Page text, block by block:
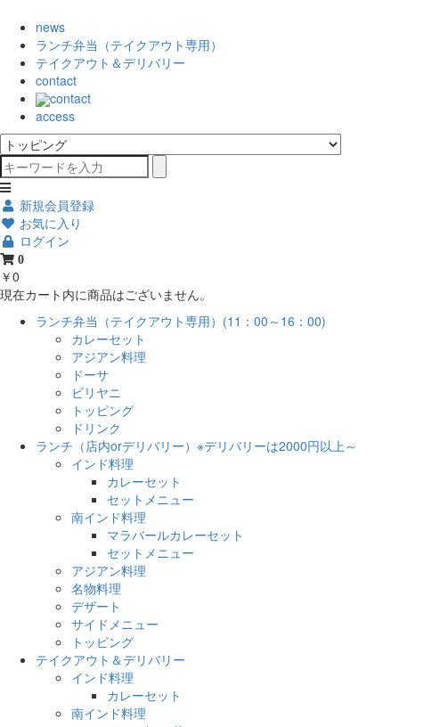
news
ランチ弁当（テイクアウト専用）
テイクアウト＆デリバリー
contact
contact
access
新規会員登録
お気に入り
ログイン
0
￥0
現在カート内に商品はございません。
ランチ弁当（テイクアウト専用）(11：00～16：00)
カレーセット
アジアン料理
ドーサ
ビリヤニ
トッピング
ドリンク
ランチ（店内orデリバリー）※デリバリーは2000円以上～
インド料理
カレーセット
セットメニュー
南インド料理
マラバールカレーセット
セットメニュー
アジアン料理
名物料理
デザート
サイドメニュー
トッピング
テイクアウト＆デリバリー
インド料理
カレーセット
南インド料理